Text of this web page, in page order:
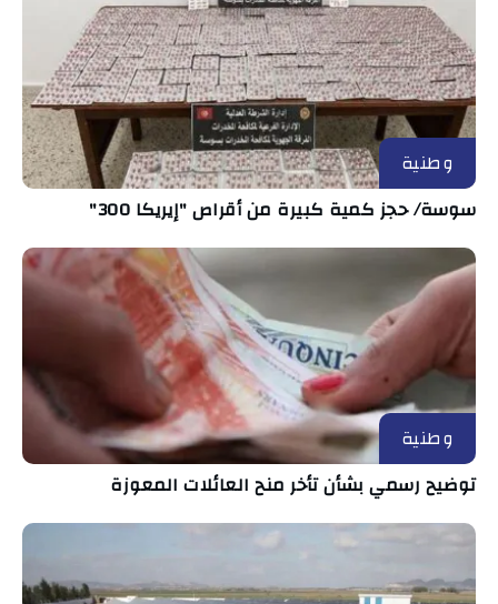
وطنية
سوسة/ حجز كمية كبيرة من أقراص "إيريكا 300"
وطنية
توضيح رسمي بشأن تأخر منح العائلات المعوزة